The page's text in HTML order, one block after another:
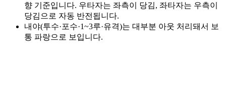
향 기준입니다. 우타자는 좌측이 당김, 좌타자는 우측이
당김으로 자동 반전됩니다.
내야(투수·포수·1~3루·유격)는 대부분 아웃 처리돼서 보
통 파랑으로 보입니다.